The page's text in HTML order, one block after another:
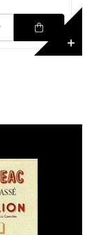
✕